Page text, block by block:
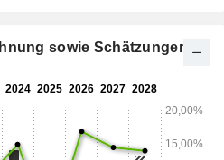
sowie Schätzungen